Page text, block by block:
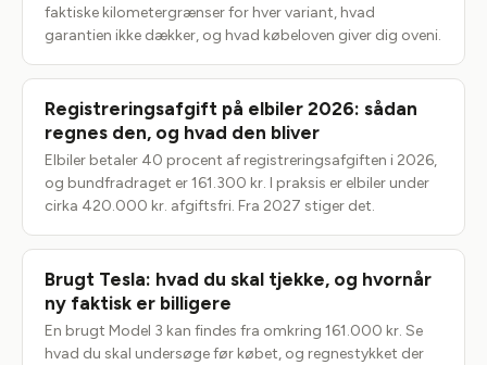
faktiske kilometergrænser for hver variant, hvad
garantien ikke dækker, og hvad købeloven giver dig oveni.
Registreringsafgift på elbiler 2026: sådan
regnes den, og hvad den bliver
Elbiler betaler 40 procent af registreringsafgiften i 2026,
og bundfradraget er 161.300 kr. I praksis er elbiler under
cirka 420.000 kr. afgiftsfri. Fra 2027 stiger det.
Brugt Tesla: hvad du skal tjekke, og hvornår
ny faktisk er billigere
En brugt Model 3 kan findes fra omkring 161.000 kr. Se
hvad du skal undersøge før købet, og regnestykket der